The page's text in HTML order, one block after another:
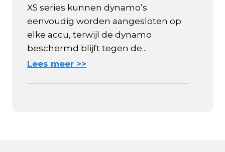
XS series kunnen dynamo’s
eenvoudig worden aangesloten op
elke accu, terwijl de dynamo
beschermd blijft tegen de...
Lees meer >>